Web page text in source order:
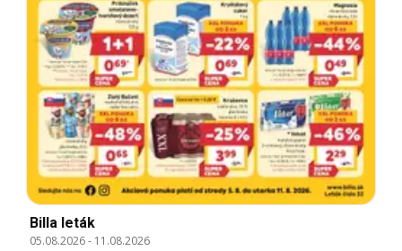
Billa leták
05.08.2026- 11.08.2026